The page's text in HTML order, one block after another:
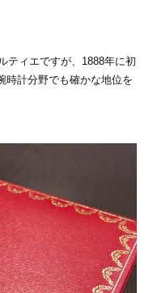
ティエですが、1888年に初
時計分野でも確かな地位を